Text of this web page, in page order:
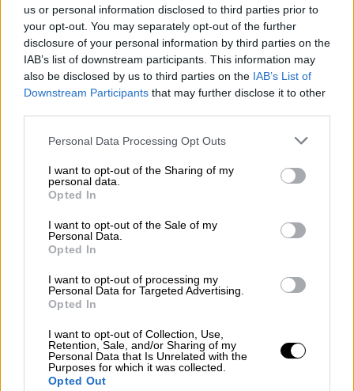
us or personal information disclosed to third parties prior to
your opt-out. You may separately opt-out of the further
disclosure of your personal information by third parties on the
IAB’s list of downstream participants. This information may
also be disclosed by us to third parties on the IAB’s List of
Downstream Participants that may further disclose it to other
Personal Data Processing Opt Outs
I want to opt-out of the Sharing of my
personal data.
Opted In
I want to opt-out of the Sale of my
Personal Data.
Opted In
I want to opt-out of processing my
Personal Data for Targeted Advertising.
Opted In
I want to opt-out of Collection, Use,
Retention, Sale, and/or Sharing of my
Personal Data that Is Unrelated with the
Purposes for which it was collected.
Opted Out
OPINIONES DIVERSAS
¿La ciudadanía de Occidente es
consciente del riesgo de una tercera
guerra mundial?
Por Álvaro Frutos Rosado y Gabinete Geopolítica de
Crisis
Suelta y confía
María Comesaña
Votantes y votados
El Conflicto de Oriente Medio: Un Nuevo
Orden Autoritario en Construcción
Álvaro Frutos Rosado y Gabinete Geopolítica de